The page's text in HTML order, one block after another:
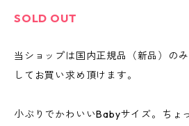
SOLD OUT
当ショップは国内正規品（新品）の
してお買い求め頂けます。
小ぶりでかわいいBabyサイズ。ちょ